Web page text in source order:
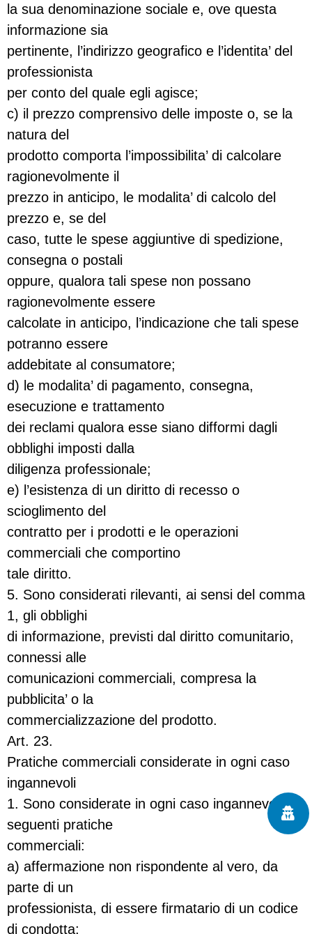
la sua denominazione sociale e, ove questa
informazione sia
pertinente, l’indirizzo geografico e l’identita’ del
professionista
per conto del quale egli agisce;
c) il prezzo comprensivo delle imposte o, se la
natura del
prodotto comporta l’impossibilita’ di calcolare
ragionevolmente il
prezzo in anticipo, le modalita’ di calcolo del
prezzo e, se del
caso, tutte le spese aggiuntive di spedizione,
consegna o postali
oppure, qualora tali spese non possano
ragionevolmente essere
calcolate in anticipo, l’indicazione che tali spese
potranno essere
addebitate al consumatore;
d) le modalita’ di pagamento, consegna,
esecuzione e trattamento
dei reclami qualora esse siano difformi dagli
obblighi imposti dalla
diligenza professionale;
e) l’esistenza di un diritto di recesso o
scioglimento del
contratto per i prodotti e le operazioni
commerciali che comportino
tale diritto.
5. Sono considerati rilevanti, ai sensi del comma
1, gli obblighi
di informazione, previsti dal diritto comunitario,
connessi alle
comunicazioni commerciali, compresa la
pubblicita’ o la
commercializzazione del prodotto.
Art. 23.
Pratiche commerciali considerate in ogni caso
ingannevoli
1. Sono considerate in ogni caso ingannevoli le
seguenti pratiche
commerciali:
a) affermazione non rispondente al vero, da
parte di un
professionista, di essere firmatario di un codice
di condotta;